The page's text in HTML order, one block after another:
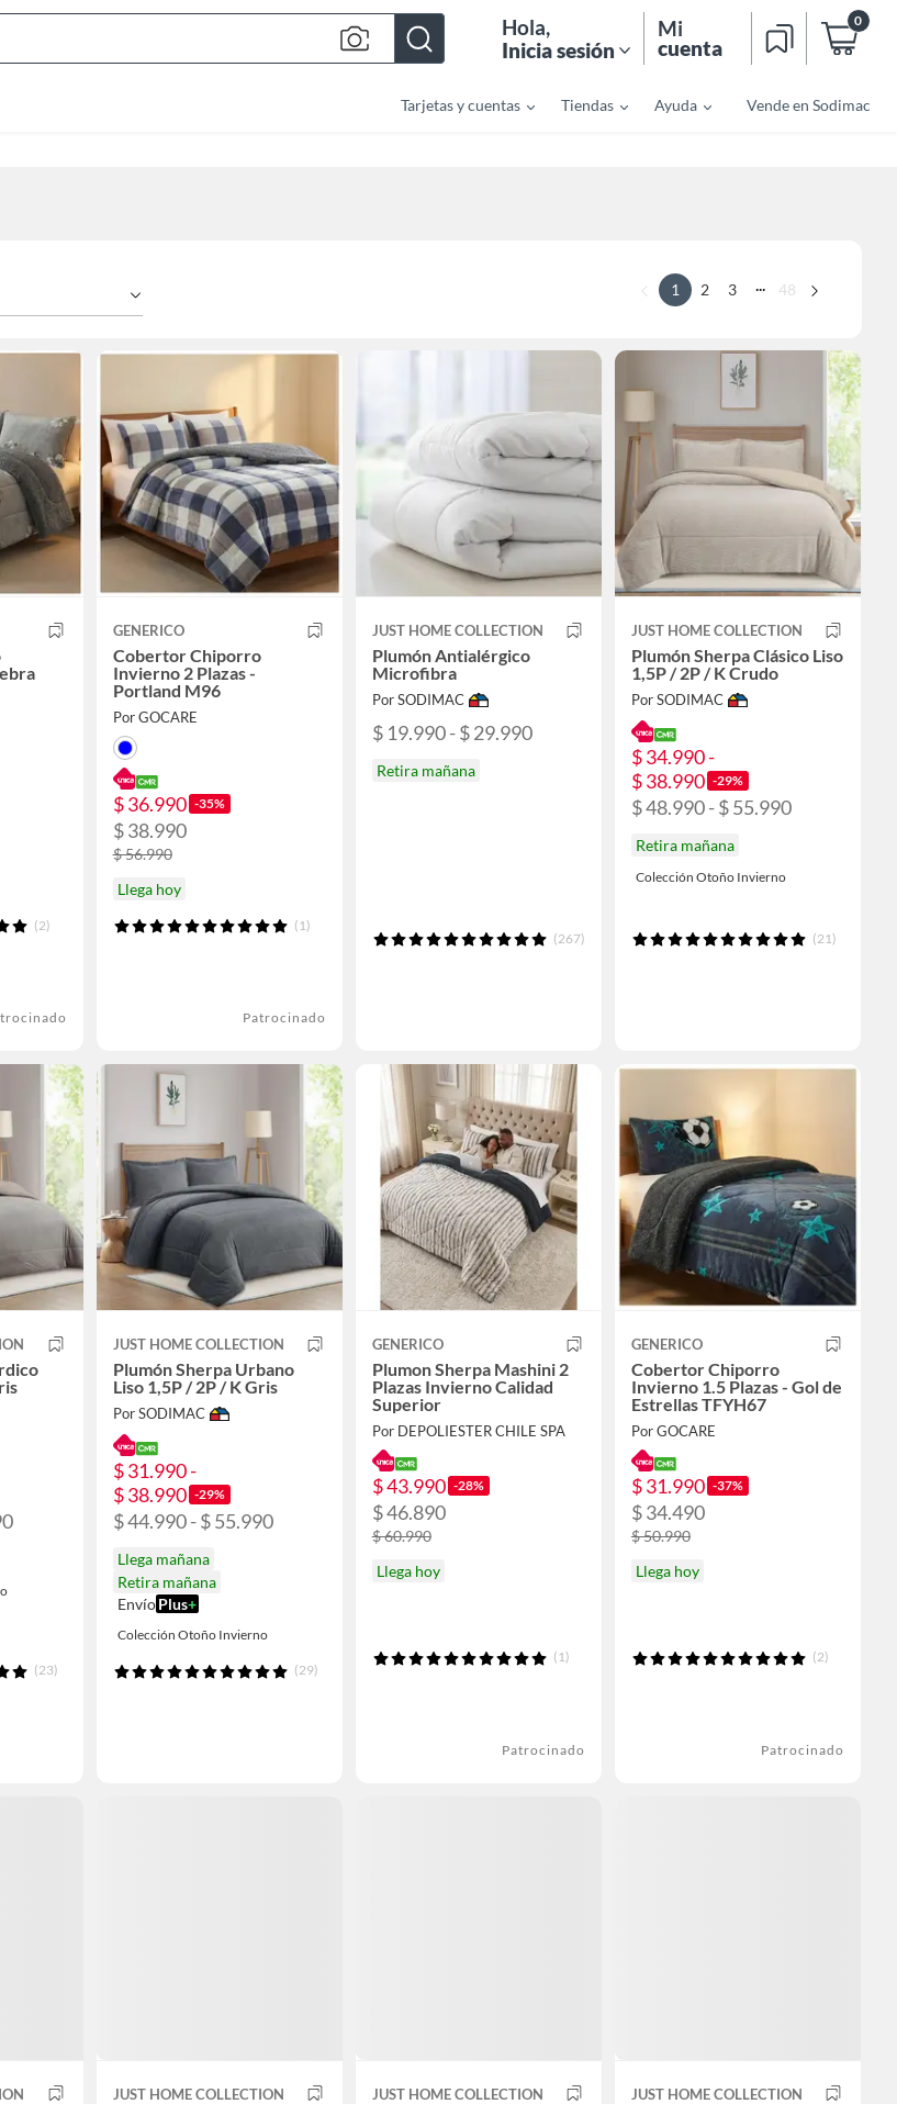
Bar
Hola,
Inicia sesión
Mi
cuenta
0
Tarjetas y cuentas Tiendas Ayuda Vende en Sodimac
1 2 3 ... 48
(2)
GENERICO
Cobertor Chiporro
Invierno 2 Plazas -
Portland M96
Por GOCARE
$ 36.990 -35%
$ 38.990
$ 56.990
Llega hoy
(1)
Patrocinado
JUST HOME COLLECTION
Plumón Antialérgico
Microfibra
Por SODIMAC
$ 19.990 - $ 29.990
Retira mañana
(267)
JUST HOME COLLECTION
Plumón Sherpa Clásico Liso
1,5P / 2P / K Crudo
Por SODIMAC
$ 34.990 -
$ 38.990 -29%
$ 48.990 - $ 55.990
Retira mañana
Colección Otoño Invierno
(21)
(23)
JUST HOME COLLECTION
Plumón Sherpa Urbano
Liso 1,5P / 2P / K Gris
Por SODIMAC
$ 31.990 -
$ 38.990 -29%
$ 44.990 - $ 55.990
Llega mañana
Retira mañana
Envío Plus+
Colección Otoño Invierno
(29)
GENERICO
Plumon Sherpa Mashini 2
Plazas Invierno Calidad
Superior
Por DEPOLIESTER CHILE SPA
$ 43.990 -28%
$ 46.890
$ 60.990
Llega hoy
(1)
Patrocinado
GENERICO
Cobertor Chiporro
Invierno 1.5 Plazas - Gol de
Estrellas TFYH67
Por GOCARE
$ 31.990 -37%
$ 34.490
$ 50.990
Llega hoy
(2)
Patrocinado
JUST HOME COLLECTION JUST HOME COLLECTION JUST HOME COLLECTION